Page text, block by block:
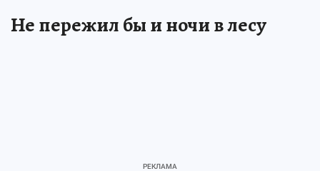
Не пережил бы и ночи в лесу